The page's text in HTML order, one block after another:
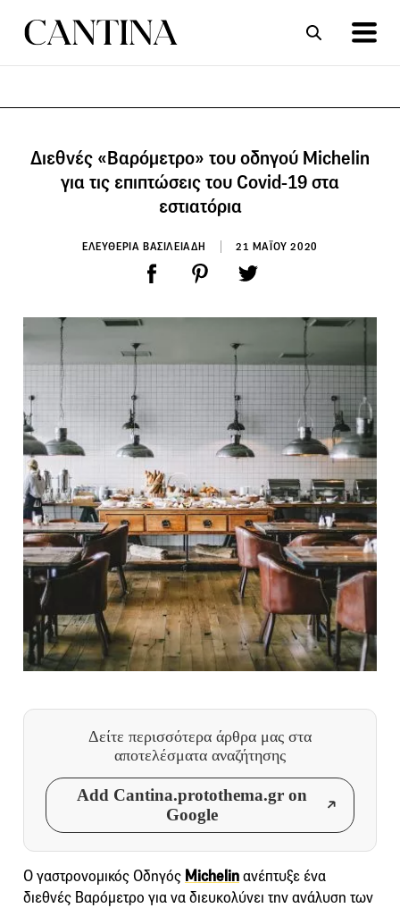
Διεθνές «Βαρόμετρο» του οδηγού Michelin
για τις επιπτώσεις του Covid-19 στα
εστιατόρια
ΕΛΕΥΘΕΡΙΑ ΒΑΣΙΛΕΙΑΔΗ 21 ΜΑΪΟΥ 2020
Δείτε περισσότερα άρθρα μας στα
αποτελέσματα αναζήτησης
Add Cantina.protothema.gr on
Google
Ο γαστρονομικός Οδηγός Michelinανέπτυξε ένα
διεθνές Βαρόμετρο για να διευκολύνει την ανάλυση των